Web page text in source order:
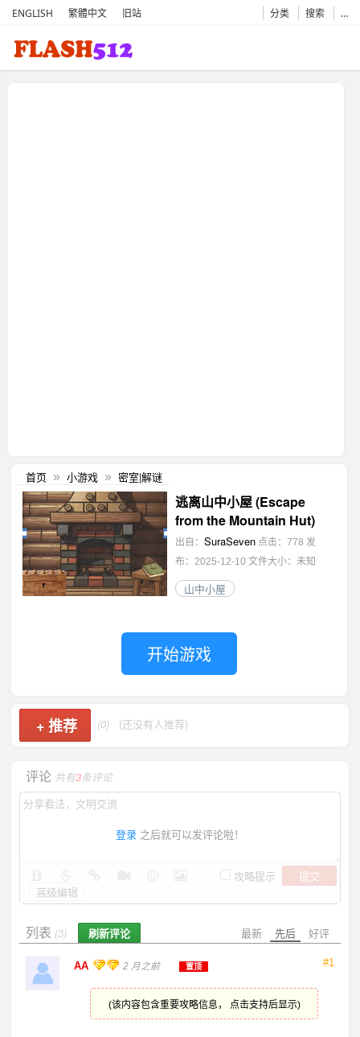
ENGLISH 繁體中文 旧站 分类 搜索 …
首页 » 小游戏 » 密室|解谜
逃离山中小屋 (Escape
from the Mountain Hut)
出自： SuraSeven 点击：778 发
布：2025-12-10 文件大小：未知
山中小屋
开始游戏
+推荐 (0) (还没有人推荐)
评论 共有3条评论
登录 之后就可以发评论啦！
攻略提示
提交
高级编辑
最新 先后 好评
列表 (3) 刷新评论
#1
AA 2 月之前 置顶
(该内容包含重要攻略信息， 点击支持后显示)